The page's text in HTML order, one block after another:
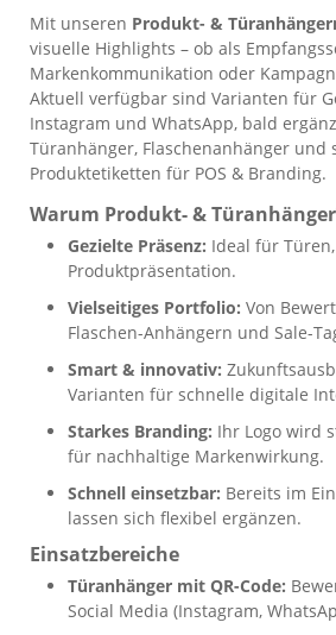
Mit unseren Produkt- &
visuelle Highlights – ob als
Markenkommunikation oder
Aktuell verfügbar sind Varianten für
Instagram und WhatsApp, bald
Türanhänger, Flaschenanhänger und
Produktetiketten für POS & Branding.
Warum Produkt- &
Gezielte Präsenz: Ideal für
Produktpräsentation.
Vielseitiges Portfolio: Von
Flaschen-Anhängern und Sale-
Smart & innovativ:
Varianten für schnelle digitale
Starkes Branding: Ihr Logo wird
für nachhaltige Markenwirkung.
Schnell einsetzbar: Bereits im
lassen sich flexibel ergänzen.
Einsatzbereiche
Türanhänger mit QR-Code:
Social Media (Instagram,